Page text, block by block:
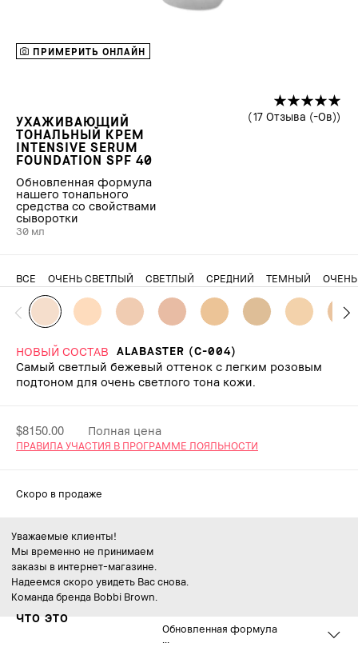
ПРИМЕРИТЬ ОНЛАЙН
УХАЖИВАЮЩИЙ
ТОНАЛЬНЫЙ КРЕМ
INTENSIVE SERUM
FOUNDATION SPF 40
Обновленная формула
нашего тонального
средства со свойствами
сыворотки
30 мл
17 Отзыва (-Ов)
ВСЕ ОЧЕНЬ СВЕТЛЫЙ СВЕТЛЫЙ СРЕДНИЙ ТЕМНЫЙ
НОВЫЙ СОСТАВ ALABASTER (C-004)
Самый светлый бежевый оттенок с легким розовым
подтоном для очень светлого тона кожи.
$8150.00 Полная цена
ПРАВИЛА УЧАСТИЯ В ПРОГРАММЕ ЛОЯЛЬНОСТИ
Скоро в продаже
Уважаемые клиенты!
Мы временно не принимаем
заказы в интернет-магазине.
Надеемся скоро увидеть Вас снова.
Команда бренда Bobbi Brown.
ЧТО ЭТО
Обновленная формула
...